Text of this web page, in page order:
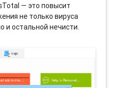
— это повысит
не только вируса
и остальной нечисти.